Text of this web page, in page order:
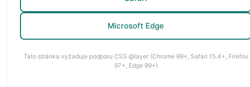
Microsoft Edge
Tato stránka vyžaduje podporu CSS @layer (Chrome 99+, Safari 15.4+, Firefox
97+, Edge 99+)